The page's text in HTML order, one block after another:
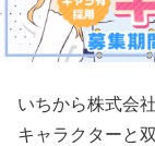
いちから株式会
キャラクターと